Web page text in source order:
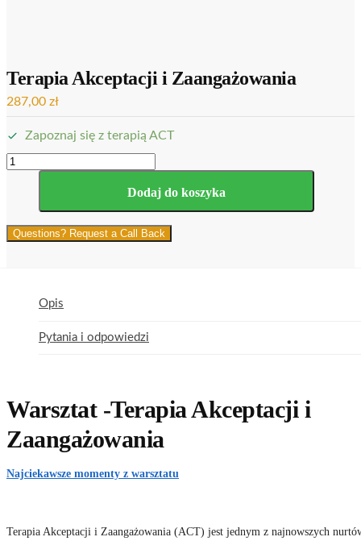
Terapia Akceptacji i Zaangażowania
287,00 zł
Zapoznaj się z terapią ACT
Dodaj do koszyka
Questions? Request a Call Back
Opis
Pytania i odpowiedzi
Warsztat -Terapia Akceptacji i
Zaangażowania
Najciekawsze momenty z warsztatu
Terapia Akceptacji i Zaangażowania (ACT) jest jednym z najnowszych